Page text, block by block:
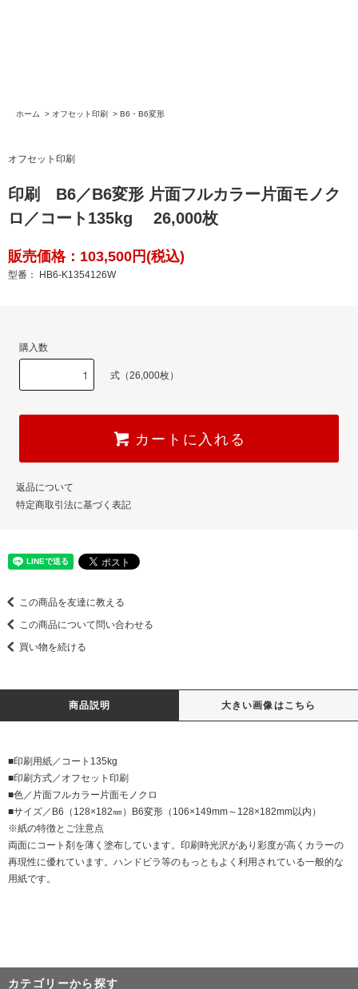
ホーム > オフセット印刷 > B6・B6変形
オフセット印刷
印刷 B6／B6変形 片面フルカラー片面モノク
ロ／コート135kg 26,000枚
販売価格：103,500円(税込)
型番： HB6-K1354126W
購入数
式（26,000枚）
カートに入れる
返品について
特定商取引法に基づく表記
この商品を友達に教える
この商品について問い合わせる
買い物を続ける
商品説明 大きい画像はこちら
■印刷用紙／コート135kg
■印刷方式／オフセット印刷
■色／片面フルカラー片面モノクロ
■サイズ／B6（128×182㎜）B6変形（106×149mm～128×182mm以内）
※紙の特徴とご注意点
両面にコート剤を薄く塗布しています。印刷時光沢があり彩度が高くカラーの
再現性に優れています。ハンドビラ等のもっともよく利用されている一般的な
用紙です。
カテゴリーから探す